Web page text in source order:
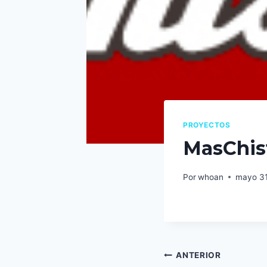
PROYECTOS
Porwhoan mayo
ANTERIOR